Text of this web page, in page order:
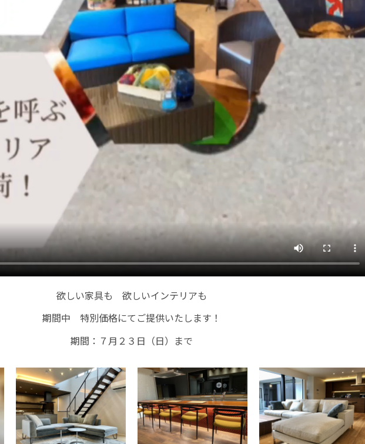
欲しい家具も 欲しいインテリアも
期間中 特別価格にてご提供いたします！
期間：７月２３日（日）まで